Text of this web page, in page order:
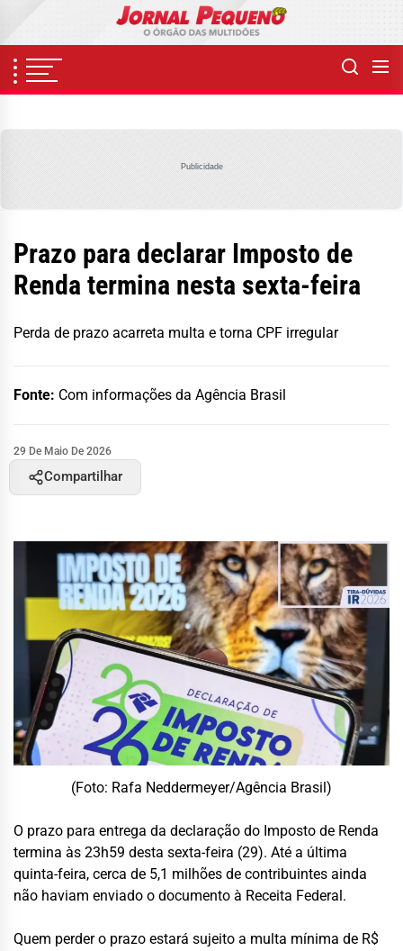
content
Publicidade
Prazo para declarar Imposto de
Renda termina nesta sexta-feira
Perda de prazo acarreta multa e torna CPF irregular
Fonte: Com informações da Agência Brasil
29 De Maio De 2026
Compartilhar
(Foto: Rafa Neddermeyer/Agência Brasil)
O prazo para entrega da declaração do Imposto de Renda
termina às 23h59 desta sexta-feira (29). Até a última
quinta-feira, cerca de 5,1 milhões de contribuintes ainda
não haviam enviado o documento à Receita Federal.
Quem perder o prazo estará sujeito a multa mínima de R$